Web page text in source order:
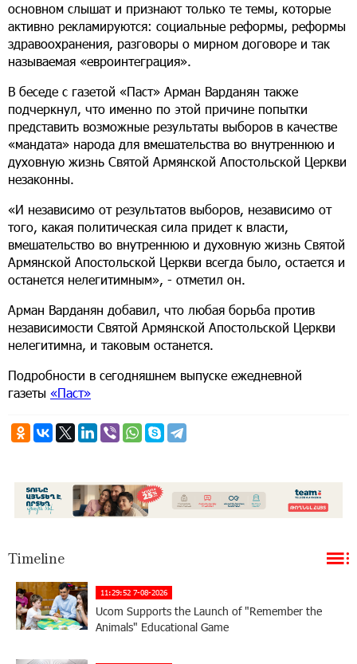
основном слышат и признают только те темы, которые
активно рекламируются: социальные реформы, реформы
здравоохранения, разговоры о мирном договоре и так
называемая «евроинтеграция».
В беседе с газетой «Паст» Арман Варданян также
подчеркнул, что именно по этой причине попытки
представить возможные результаты выборов в качестве
«мандата» народа для вмешательства во внутреннюю и
духовную жизнь Святой Армянской Апостольской Церкви
незаконны.
«И независимо от результатов выборов, независимо от
того, какая политическая сила придет к власти,
вмешательство во внутреннюю и духовную жизнь Святой
Армянской Апостольской Церкви всегда было, остается и
останется нелегитимным», - отметил он.
Арман Варданян добавил, что любая борьба против
независимости Святой Армянской Апостольской Церкви
нелегитимна, и таковым останется.
Подробности в сегодняшнем выпуске ежедневной
газеты «Паст»
Timeline
11:29:52 7-08-2026
Ucom Supports the Launch of "Remember the
Animals" Educational Game